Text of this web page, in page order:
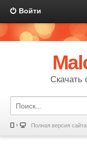
Войти
Скачать
Полная версия сайта